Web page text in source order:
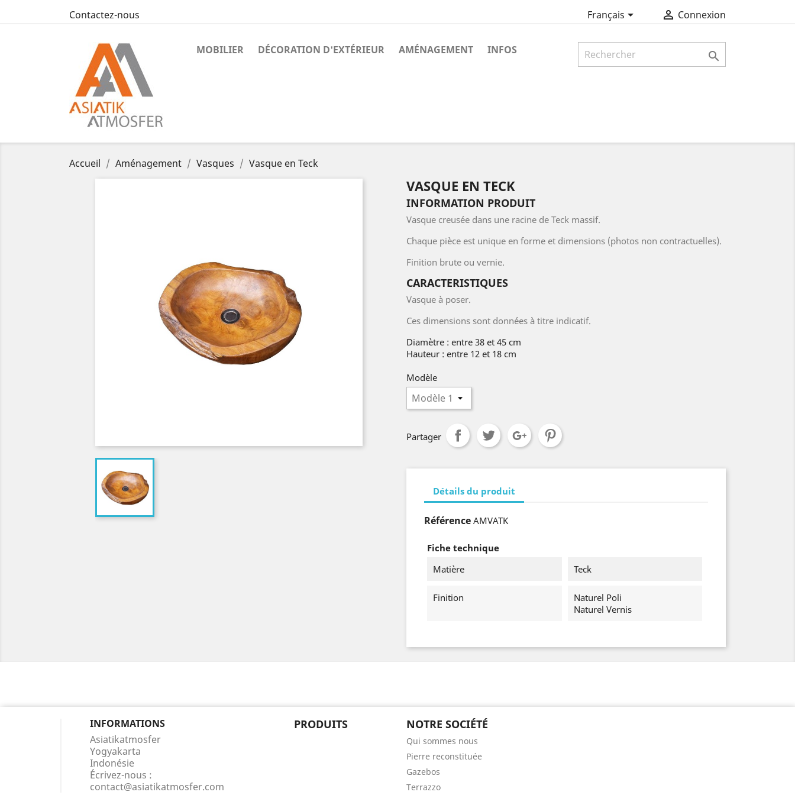
Contactez-nous Français  Connexion
MOBILIER DÉCORATION D'EXTÉRIEUR AMÉNAGEMENT INFOS 
Accueil Aménagement Vasques Vasque en Teck
VASQUE EN TECK
INFORMATION PRODUIT
Vasque creusée dans une racine de Teck massif.
Chaque pièce est unique en forme et dimensions (photos non contractuelles).
Finition brute ou vernie.
CARACTERISTIQUES
Vasque à poser.
Ces dimensions sont données à titre indicatif.
Diamètre : entre 38 et 45 cm
Hauteur : entre 12 et 18 cm
Modèle
Partager
Détails du produit
Référence AMVATK
Fiche technique
Matière
Teck
Finition
Naturel Poli
Naturel Vernis
INFORMATIONS
Asiatikatmosfer
Yogyakarta
Indonésie
Écrivez-nous :
contact@asiatikatmosfer.com
PRODUITS NOTRE SOCIÉTÉ
Qui sommes nous
Pierre reconstituée
Gazebos
Terrazzo